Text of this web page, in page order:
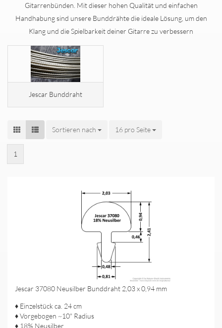
Gitarrenbünden. Mit dieser hohen Qualität und einfachen
Handhabung sind unsere Bunddrähte die ideale Lösung, um den
Klang und die Spielbarkeit deiner Gitarre zu verbessern
Jescar Bunddraht
Sortieren nach
Sortieren nach 16 pro Seite
pro Seite
1
Jescar 37080 Neusilber Bunddraht 2,03 x 0,94 mm
♦ Einzelstück ca. 24 cm
♦ Vorgebogen ~10" Radius
♦ 18% Neusilber